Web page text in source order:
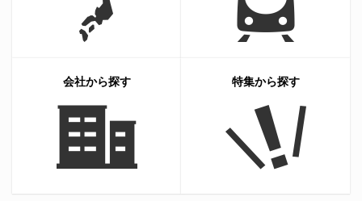
会社から探す 特集から探す